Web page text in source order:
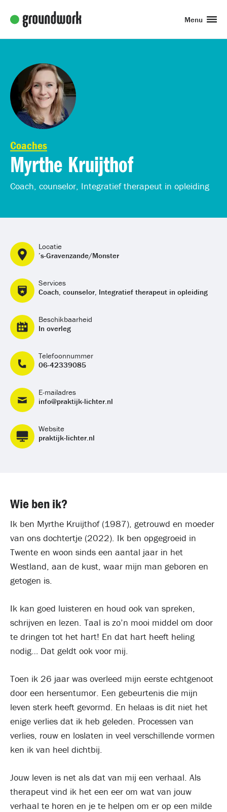
Menu
Coaches
Myrthe Kruijthof
Coach, counselor, Integratief therapeut in opleiding
Locatie
’s-Gravenzande/Monster
Services
Coach, counselor, Integratief therapeut in opleiding
Beschikbaarheid
In overleg
Telefoonnummer
06-42339085
E-mailadres
info@praktijk-lichter.nl
Website
praktijk-lichter.nl
Wie ben ik?
Ik ben Myrthe Kruijthof (1987), getrouwd en moeder
van ons dochtertje (2022). Ik ben opgegroeid in
Twente en woon sinds een aantal jaar in het
Westland, aan de kust, waar mijn man geboren en
getogen is.
Ik kan goed luisteren en houd ook van spreken,
schrijven en lezen. Taal is zo’n mooi middel om door
te dringen tot het hart! En dat hart heeft heling
nodig… Dat geldt ook voor mij.
Toen ik 26 jaar was overleed mijn eerste echtgenoot
door een hersentumor. Een gebeurtenis die mijn
leven sterk heeft gevormd. En helaas is dit niet het
enige verlies dat ik heb geleden. Processen van
verlies, rouw en loslaten in veel verschillende vormen
ken ik van heel dichtbij.
Jouw leven is net als dat van mij een verhaal. Als
therapeut vind ik het een eer om wat van jouw
verhaal te horen en je te helpen om er op een milde